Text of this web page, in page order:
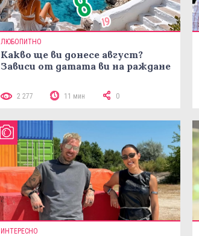
ЛЮБОПИТНО
Какво ще ви донесе август?
Зависи от датата ви на ражданe
2 277 11 мин 0
ИНТЕРЕСНО